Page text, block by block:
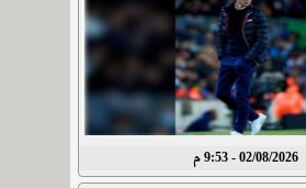
02/08/2026 - 9:53 م